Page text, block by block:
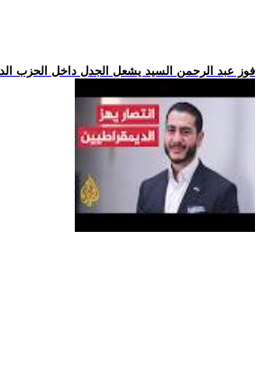
.. فوز عبد الرحمن السيد يشعل الجدل داخل الحزب